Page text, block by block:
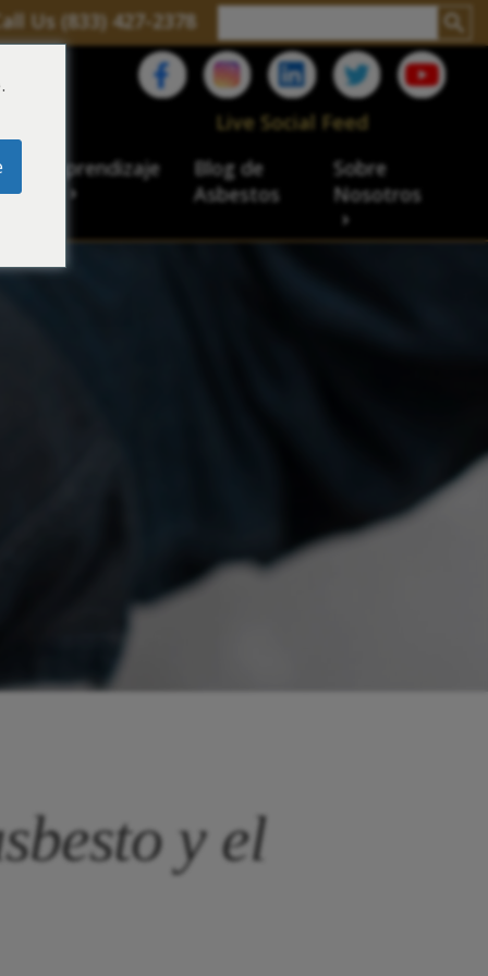
Us (833) 427-2378
Live Social Feed
de veteranos
laboral
de aprendizaje
Blog de
Asbestos
Sobre
Nosotros
y el